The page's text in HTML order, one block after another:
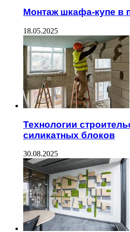
Монтаж шкафа-купе в
18.05.2025
Технологии
силикатных блоков
30.08.2025